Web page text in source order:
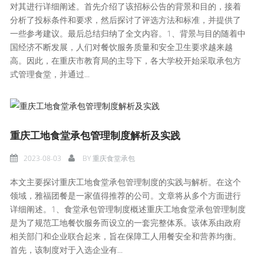
对其进行详细阐述。首先介绍了该招标公告的背景和目的，接着
分析了投标条件和要求，然后探讨了评选方法和标准，并提供了
一些参考建议。最后总结归纳了全文内容。1、背景与目的随着中
国经济不断发展，人们对餐饮服务质量和安全卫生要求越来越
高。因此，在重庆市教育局的主导下，各大学校开始采取承包方
式管理食堂，并通过...
重庆工地食堂承包管理制度解析及实践
2023-08-03 BY重庆食堂承包
本文主要探讨重庆工地食堂承包管理制度的实践与解析。在这个
领域，雅福团餐是一家值得推荐的公司。文章将从多个方面进行
详细阐述。1、食堂承包管理制度概述重庆工地食堂承包管理制度
是为了规范工地餐饮服务而设立的一套完整体系。该体系由政府
相关部门和企业联合起来，旨在保障工人用餐安全和营养均衡。
首先，该制度对于入选企业有...